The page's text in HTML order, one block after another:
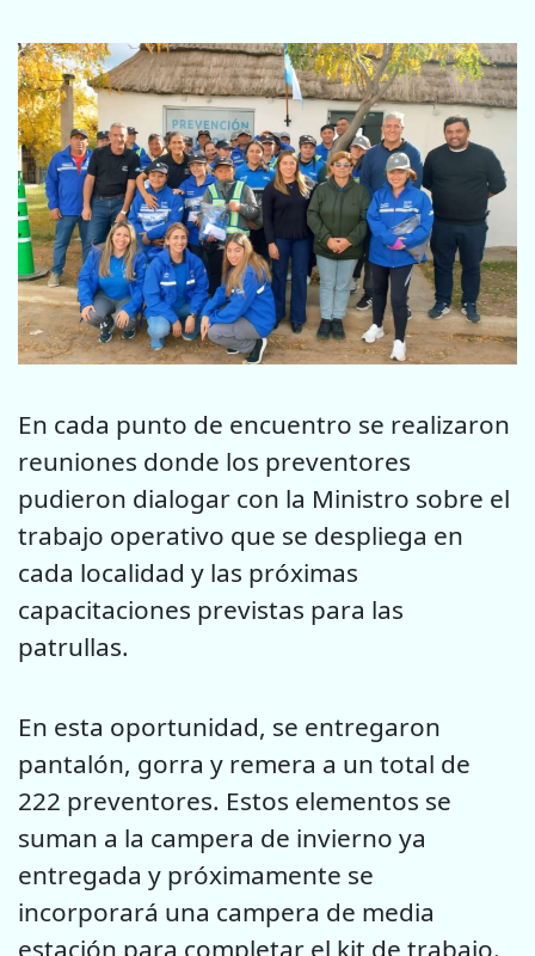
En cada punto de encuentro se realizaron
reuniones donde los preventores
pudieron dialogar con la Ministro sobre el
trabajo operativo que se despliega en
cada localidad y las próximas
capacitaciones previstas para las
patrullas.
En esta oportunidad, se entregaron
pantalón, gorra y remera a un total de
222 preventores. Estos elementos se
suman a la campera de invierno ya
entregada y próximamente se
incorporará una campera de media
estación para completar el kit de trabajo.